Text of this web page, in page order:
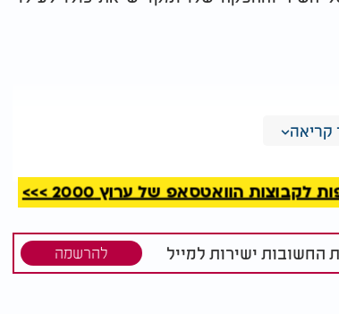
הוואטסאפ של ערוץ 2000 >>>
החשובות ישירות למייל להרשמה